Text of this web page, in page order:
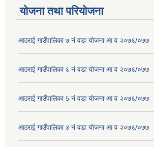
योजना तथा परियोजना
आठराई गाउँपालिका ७ नं वडा योजना आ व २०७६/०७७
आठराई गाउँपालिका ६ नं वडा योजना आ व २०७६/०७७
आठराई गाउँपालिका 5 नं वडा योजना आ व २०७६/०७७
आठराई गाउँपालिका ४ नं वडा योजना आ व २०७६/०७७